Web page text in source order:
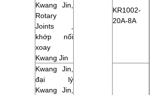
Kwang Jin,
Rotary
Joints ,
khớp nối
xoay
Kwang Jin
KR1002-
20A-8A
Kwang Jin,
đại lý
Kwang Jin,